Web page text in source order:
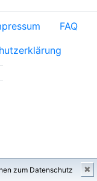
zum Datenschutz ✖
FAQ